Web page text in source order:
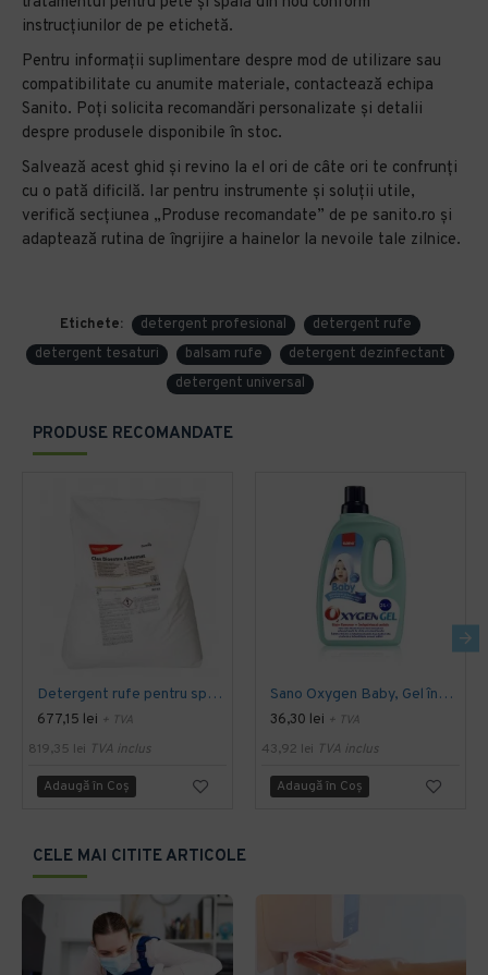
instrucțiunilor de pe etichetă.
Pentru informații suplimentare despre mod de utilizare sau
compatibilitate cu anumite materiale, contactează echipa
Sanito. Poți solicita recomandări personalizate și detalii
despre produsele disponibile în stoc.
Salvează acest ghid și revino la el ori de câte ori te confrunți
cu o pată dificilă. Iar pentru instrumente și soluții utile,
verifică secțiunea „Produse recomandate” de pe sanito.ro și
adaptează rutina de îngrijire a hainelor la nevoile tale zilnice.
Etichete: detergent profesional
detergent rufe
detergent tesaturi
balsam rufe
detergent dezinfectant
detergent universal
PRODUSE RECOMANDATE
Detergent rufe pentru spalatorii Clax Bioextra concentrat, Diversey, 20 kg
677,15 lei + TVA
819,35 lei TVA inclus
Adaugă în Coş
Sano Oxygen Baby, Gel înălbitor fără clor, 3L
36,30 lei + TVA
43,92 lei TVA inclus
Adaugă în Coş
CELE MAI CITITE ARTICOLE